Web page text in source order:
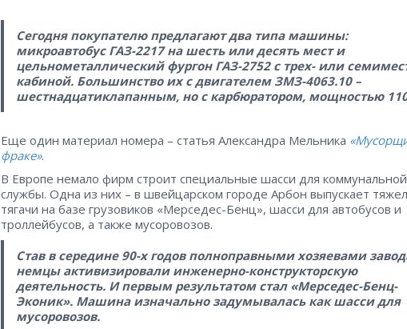
Сегодня покупателю предлагают два типа машины:
микроавтобус ГАЗ-2217 на шесть или десять мест и
цельнометаллический фургон ГАЗ-2752 с трех- или
кабиной. Большинство их с двигателем ЗМЗ-4063.10 –
шестнадцатиклапанным, но с карбюратором, мощностью
Еще один материал номера – статья Александра Мельника
фраке».
В Европе немало фирм строит специальные шасси для коммунальной
службы. Одна из них – в швейцарском городе Арбон выпускает
тягачи на базе грузовиков «Мерседес-Бенц», шасси для автобусов и
троллейбусов, а также мусоровозов.
Став в середине 90-х годов полноправными хозяевами
немцы активизировали инженерно-конструкторскую
деятельность. И первым результатом стал «Мерседес-Бенц-
Эконик». Машина изначально задумывалась как шасси для
мусоровозов.